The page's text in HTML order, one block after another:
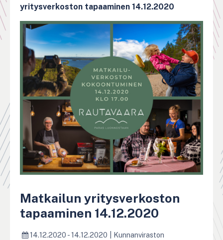
yritysverkoston tapaaminen 14.12.2020
Matkailun yritysverkoston
tapaaminen 14.12.2020
14.12.2020 - 14.12.2020
Kunnanviraston